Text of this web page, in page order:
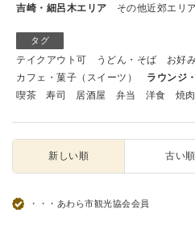
吉崎・細呂木エリア
その他近郊エリア
タグ
テイクアウト可 うどん・そば
お好
カフェ・菓子（スイーツ）
ラウンジ
喫茶
寿司 居酒屋 弁当 洋食 焼
新しい順 古い順
・・・あわら市観光協会会員